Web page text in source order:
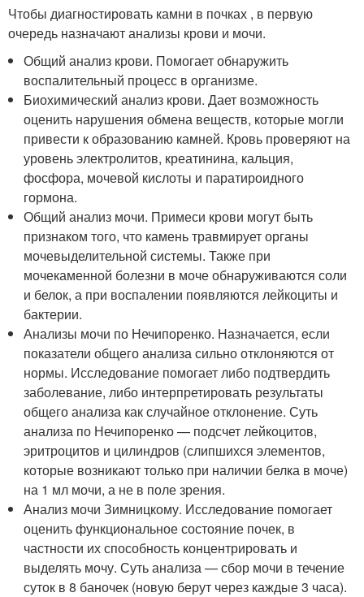
Чтобы диагностировать камни в почках , в первую
очередь назначают анализы крови и мочи.
Общий анализ крови. Помогает обнаружить
воспалительный процесс в организме.
Биохимический анализ крови. Дает возможность
оценить нарушения обмена веществ, которые могли
привести к образованию камней. Кровь проверяют на
уровень электролитов, креатинина, кальция,
фосфора, мочевой кислоты и паратироидного
гормона.
Общий анализ мочи. Примеси крови могут быть
признаком того, что камень травмирует органы
мочевыделительной системы. Также при
мочекаменной болезни в моче обнаруживаются соли
и белок, а при воспалении появляются лейкоциты и
бактерии.
Анализы мочи по Нечипоренко. Назначается, если
показатели общего анализа сильно отклоняются от
нормы. Исследование помогает либо подтвердить
заболевание, либо интерпретировать результаты
общего анализа как случайное отклонение. Суть
анализа по Нечипоренко — подсчет лейкоцитов,
эритроцитов и цилиндров (слипшихся элементов,
которые возникают только при наличии белка в моче)
на 1 мл мочи, а не в поле зрения.
Анализ мочи Зимницкому. Исследование помогает
оценить функциональное состояние почек, в
частности их способность концентрировать и
выделять мочу. Суть анализа — сбор мочи в течение
суток в 8 баночек (новую берут через каждые 3 часа).